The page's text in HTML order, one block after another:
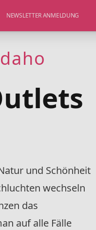
NEWSLETTER ANMELDUNG
und Schönheit
wechseln
das
auf alle Fälle